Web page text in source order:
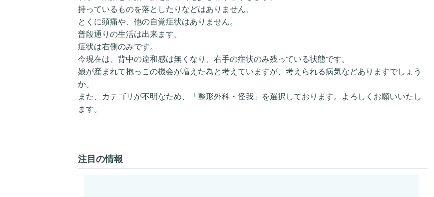
持っているものを落としたりなどはありません。
とくに頭痛や、他の自覚症状はありません。
普段通りの生活は出来ます。
症状は右側のみです。
今現在は、背中の違和感は無くなり、右手の症状のみ残っている状態です。
娘が産まれて抱っこの機会が増えた為と考えていますが、考えられる病気などありますでしょう
か。
また、カテゴリが不明なため、「整形外科・怪我」を選択しております。よろしくお願いいたし
ます。
注目の情報